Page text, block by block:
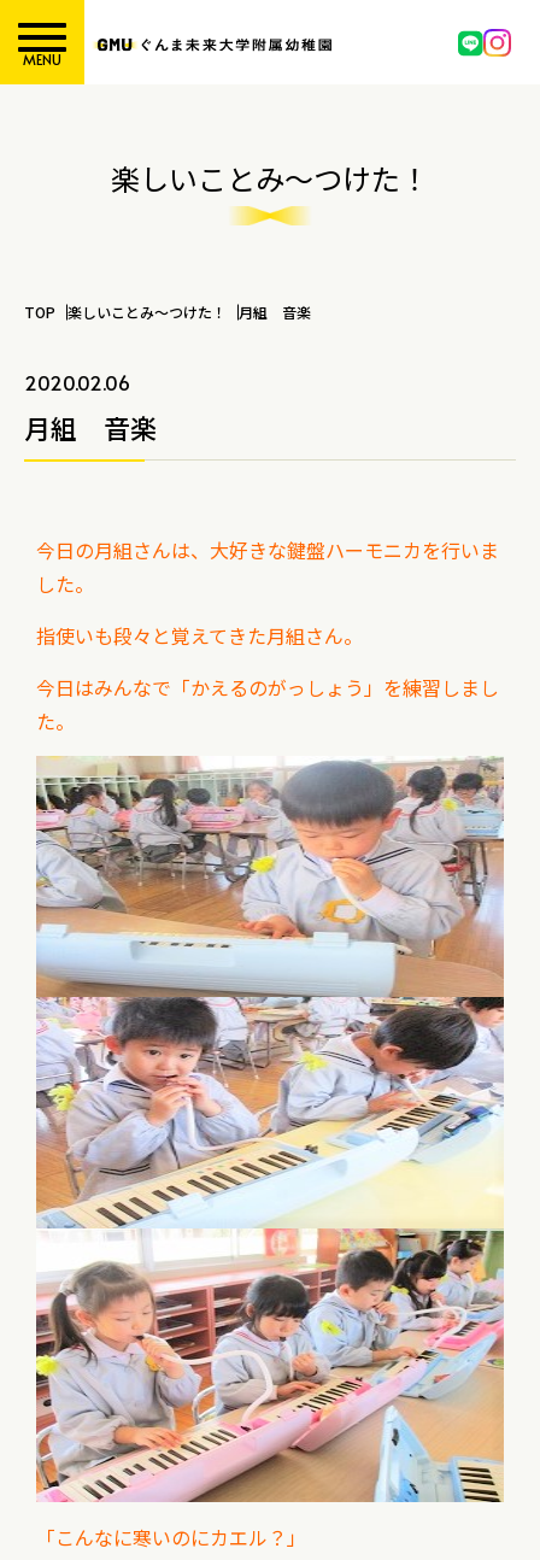
MENU
楽しいことみ～つけた！
TOP 楽しいことみ～つけた！ 月組 音楽
2020.02.06
月組 音楽
今日の月組さんは、大好きな鍵盤ハーモニカを行いま
した。
指使いも段々と覚えてきた月組さん。
今日はみんなで「かえるのがっしょう」を練習しまし
た。
「こんなに寒いのにカエル？」